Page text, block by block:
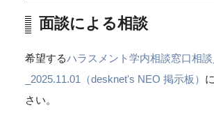
面談による相談
希望するハラスメント学内相談窓口相談
_2025.11.01（desknet's NEO 掲示板）
さい。